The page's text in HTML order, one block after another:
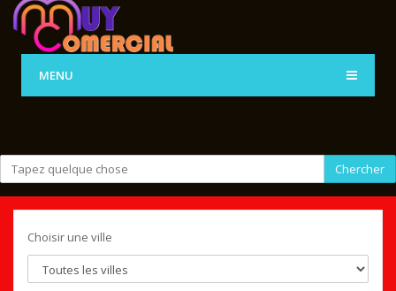
MENU
Chercher
Choisir une ville